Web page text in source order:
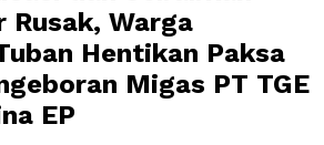
Warga
Hentikan Paksa
Migas PT TGE
EP